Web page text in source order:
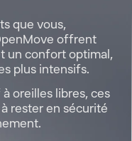
que vous,
offrent
un confort optimal,
plus intensifs.
oreilles libres, ces
rester en sécurité